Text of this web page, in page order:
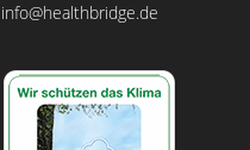
info@healthbridge.de